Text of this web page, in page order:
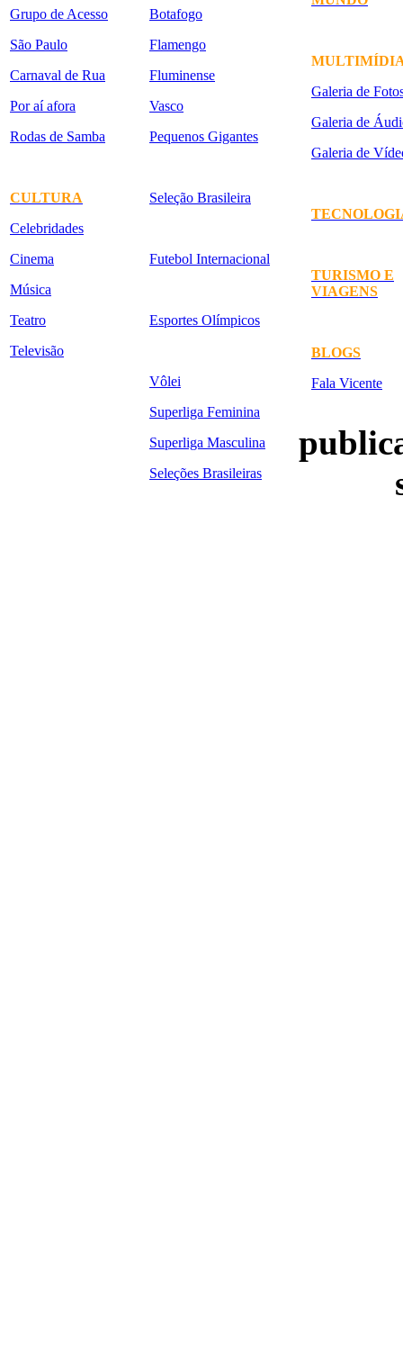
Grupo de Acesso
São Paulo
Carnaval de Rua
Por aí afora
Rodas de Samba
CULTURA
Celebridades
Cinema
Música
Teatro
Televisão
Botafogo
Flamengo
Fluminense
Vasco
Pequenos Gigantes
Seleção Brasileira
Futebol Internacional
Esportes Olímpicos
Vôlei
Superliga Feminina
Superliga Masculina
Seleções Brasileiras
Galeria de
Galeria de
Galeria de
TURISMO E
VIAGENS
BLOGS
Fala Vicente